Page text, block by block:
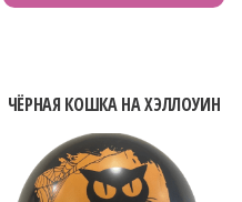
ЧЁРНАЯ КОШКА НА ХЭЛЛОУИН